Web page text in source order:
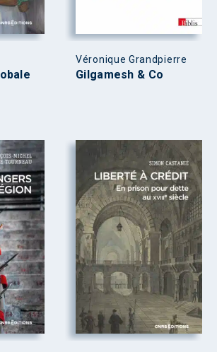
Véronique Grandpierre
Gilgamesh & Co